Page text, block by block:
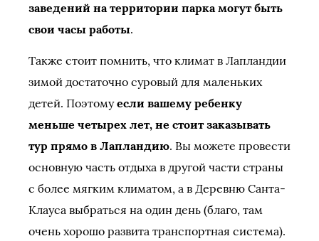
заведений на территории парка могут быть
свои часы работы.
Также стоит помнить, что климат в Лапландии
зимой достаточно суровый для маленьких
детей. Поэтомуесли вашему ребенку
меньше четырех лет, не стоит заказывать
тур прямо в Лапландию. Вы можете провести
основную часть отдыха в другой части страны
с более мягким климатом, а в Деревню Санта-
Клауса выбраться на один день (благо, там
очень хорошо развита транспортная система).